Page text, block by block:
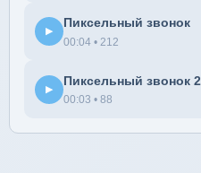
▶
Пиксельный звонок
00:04 • 212
▶
Пиксельный звонок 2
00:03 • 88